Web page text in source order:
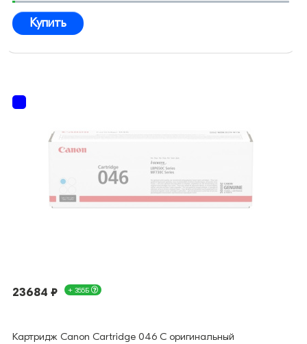
Купить
23684 ₽ + 355Б
Картридж Canon Cartridge 046 C оригинальный